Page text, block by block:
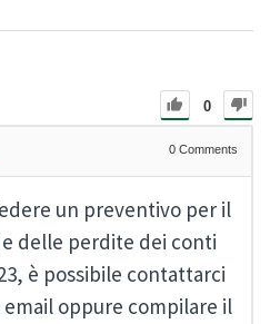
0
0 Comments
un preventivo per il
delle perdite dei conti
è possibile contattarci
oppure compilare il